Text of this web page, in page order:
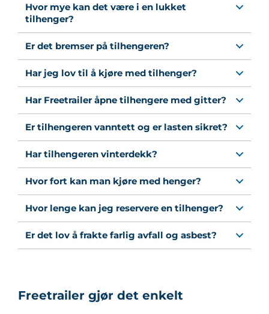
Hvor mye kan det være i en lukket
tilhenger?
Er det bremser på tilhengeren?
Har jeg lov til å kjøre med tilhenger?
Har Freetrailer åpne tilhengere med gitter?
Er tilhengeren vanntett og er lasten sikret?
Har tilhengeren vinterdekk?
Hvor fort kan man kjøre med henger?
Hvor lenge kan jeg reservere en tilhenger?
Er det lov å frakte farlig avfall og asbest?
Freetrailer gjør det enkelt